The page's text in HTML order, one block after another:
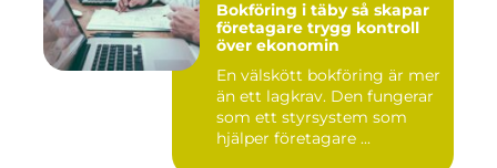
Bokföring i täby så skapar
företagare trygg kontroll
över ekonomin
En välskött bokföring är mer
än ett lagkrav. Den fungerar
som ett styrsystem som
hjälper företagare ...